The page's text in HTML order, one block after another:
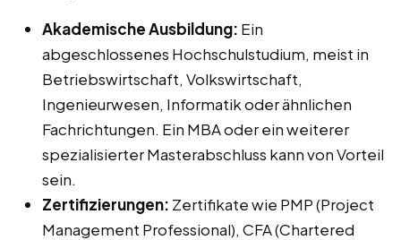
Akademische Ausbildung: Ein
abgeschlossenes Hochschulstudium, meist in
Betriebswirtschaft, Volkswirtschaft,
Ingenieurwesen, Informatik oder ähnlichen
Fachrichtungen. Ein MBA oder ein weiterer
spezialisierter Masterabschluss kann von Vorteil
sein.
Zertifizierungen: Zertifikate wie PMP (Project
Management Professional), CFA (Chartered